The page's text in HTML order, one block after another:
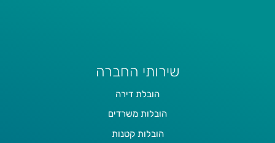
שירותי החברה
הובלת דירה
הובלות משרדים
הובלות קטנות